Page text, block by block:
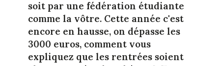
soit par une fédération étudiante
comme la vôtre. Cette année c'est
encore en hausse, on dépasse les
3000 euros, comment vous
expliquez que les rentrées soient